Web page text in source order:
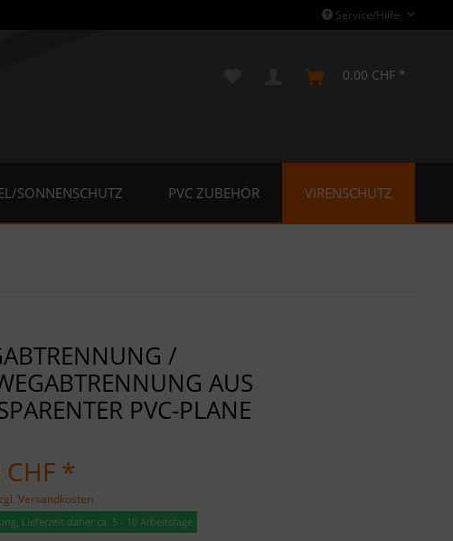
Service/Hilfe
0.00 CHF *
SONNENSCHUTZ PVC ZUBEHÖR VIRENSCHUTZ
/
AUS
PVC-PLANE
*
Versandkosten
Lieferzeit daher ca. 5 - 10 Arbeitstage